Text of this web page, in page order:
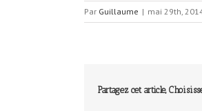
Par Guillaume | mai 29th,
Partagez cet article,